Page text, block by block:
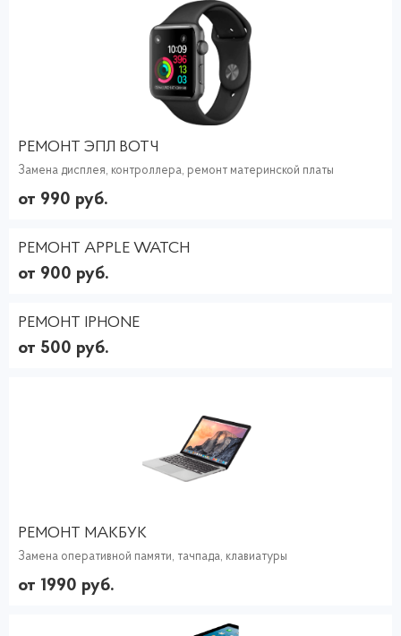
РЕМОНТ ЭПЛ ВОТЧ
Замена дисплея, контроллера, ремонт материнской платы
от 990 руб.
РЕМОНТ APPLE WATCH
от 900 руб.
РЕМОНТ IPHONE
от 500 руб.
РЕМОНТ МАКБУК
Замена оперативной памяти, тачпада, клавиатуры
от 1990 руб.